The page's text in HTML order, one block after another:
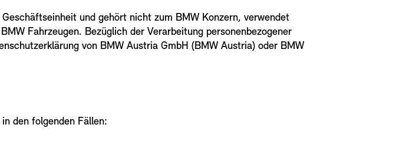
und gehört nicht zum BMW Konzern, verwendet
Fahrzeugen. Bezüglich der Verarbeitung personenbezogener
von BMW Austria GmbH (BMW Austria) oder BMW
den folgenden Fällen: